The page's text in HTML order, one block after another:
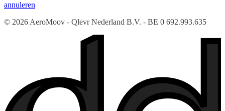
annuleren
© 2026 AeroMoov - Qlevr Nederland B.V. - BE 0 692.993.635